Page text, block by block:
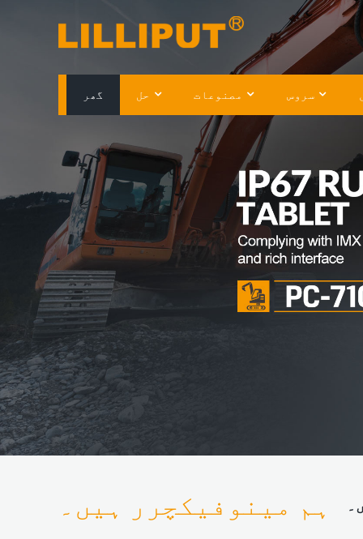
گھر حل مصنوعات سروس
ہم مینوفیکچرر ہیں۔